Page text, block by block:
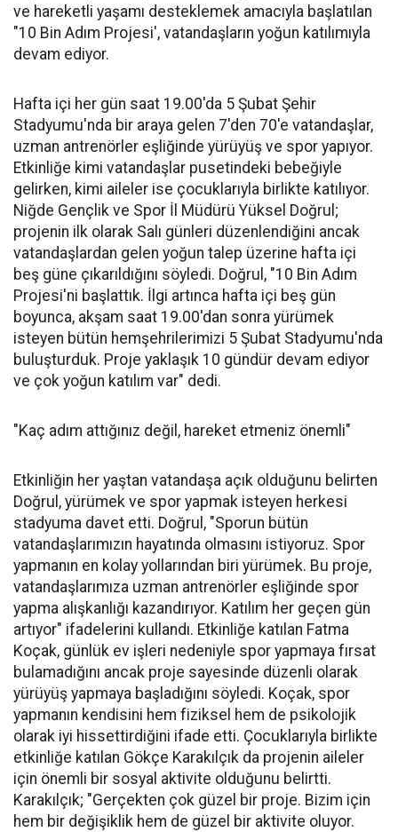
ve hareketli yaşamı desteklemek amacıyla başlatılan
"10 Bin Adım Projesi', vatandaşların yoğun katılımıyla
devam ediyor.
Hafta içi her gün saat 19.00'da 5 Şubat Şehir
Stadyumu'nda bir araya gelen 7'den 70'e vatandaşlar,
uzman antrenörler eşliğinde yürüyüş ve spor yapıyor.
Etkinliğe kimi vatandaşlar pusetindeki bebeğiyle
gelirken, kimi aileler ise çocuklarıyla birlikte katılıyor.
Niğde Gençlik ve Spor İl Müdürü Yüksel Doğrul;
projenin ilk olarak Salı günleri düzenlendiğini ancak
vatandaşlardan gelen yoğun talep üzerine hafta içi
beş güne çıkarıldığını söyledi. Doğrul, "10 Bin Adım
Projesi'ni başlattık. İlgi artınca hafta içi beş gün
boyunca, akşam saat 19.00'dan sonra yürümek
isteyen bütün hemşehrilerimizi 5 Şubat Stadyumu'nda
buluşturduk. Proje yaklaşık 10 gündür devam ediyor
ve çok yoğun katılım var" dedi.
"Kaç adım attığınız değil, hareket etmeniz önemli"
Etkinliğin her yaştan vatandaşa açık olduğunu belirten
Doğrul, yürümek ve spor yapmak isteyen herkesi
stadyuma davet etti. Doğrul, "Sporun bütün
vatandaşlarımızın hayatında olmasını istiyoruz. Spor
yapmanın en kolay yollarından biri yürümek. Bu proje,
vatandaşlarımıza uzman antrenörler eşliğinde spor
yapma alışkanlığı kazandırıyor. Katılım her geçen gün
artıyor" ifadelerini kullandı. Etkinliğe katılan Fatma
Koçak, günlük ev işleri nedeniyle spor yapmaya fırsat
bulamadığını ancak proje sayesinde düzenli olarak
yürüyüş yapmaya başladığını söyledi. Koçak, spor
yapmanın kendisini hem fiziksel hem de psikolojik
olarak iyi hissettirdiğini ifade etti. Çocuklarıyla birlikte
etkinliğe katılan Gökçe Karakılçık da projenin aileler
için önemli bir sosyal aktivite olduğunu belirtti.
Karakılçık; "Gerçekten çok güzel bir proje. Bizim için
hem bir değişiklik hem de güzel bir aktivite oluyor.